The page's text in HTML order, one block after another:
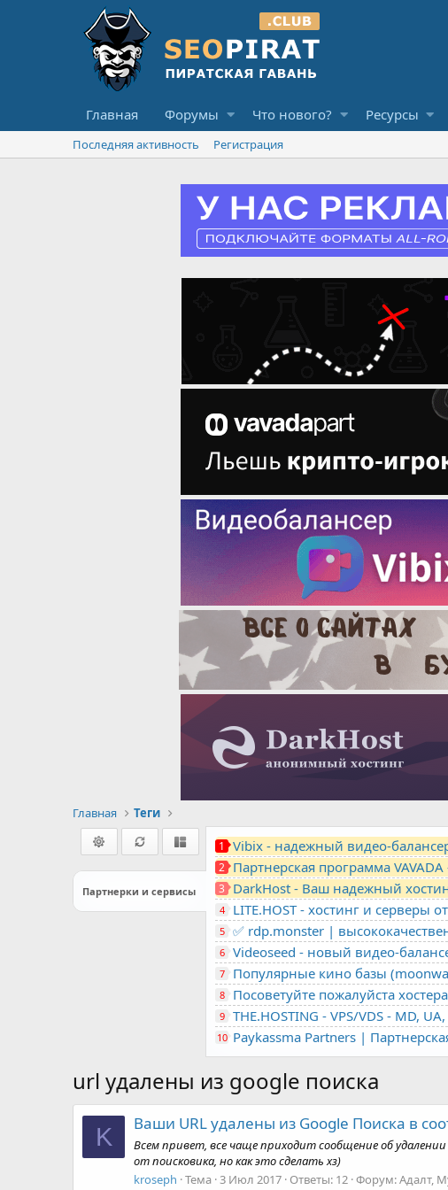
Главная Форумы Что нового? Ресурсы
Последняя активность Регистрация
Главная Теги
Партнерки и сервисы
1 Vibix - надежный видео-
2 Партнерская программа
3 DarkHost - Ваш надежный
4
5
✅ rdp.monster |
6
Videoseed - новый видео-
7
Популярные кино базы
8
Посоветуйте пожалуйста
9
10 Paykassma Partners |
url удалены из google поиска
K Ваши URL удалены из Google Поиска в
Всем привет, все чаще приходит сообщение об
от поисковика, но как это сделать хз)
kroseph Тема 3 Июл 2017 Ответы: 12 Форум:Адалт,